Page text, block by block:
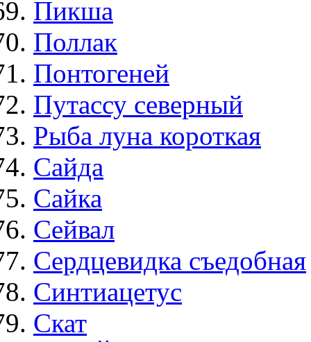
Пикша
Поллак
Понтогеней
Путассу северный
Рыба луна короткая
Сайда
Сайка
Сейвал
Сердцевидка съедобная
Синтиацетус
Скат